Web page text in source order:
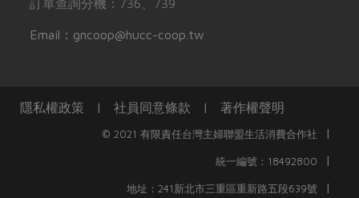
訂單查詢分機：736、739
Email：gncoop@hucc-coop.tw
隱私權政策 | 社員同意條款 | 著作權聲明
© 2021 有限責任台灣主婦聯盟生活消費合作社 |
統一編號：18492800 |
地址：241新北市三重區重新路五段639號 |